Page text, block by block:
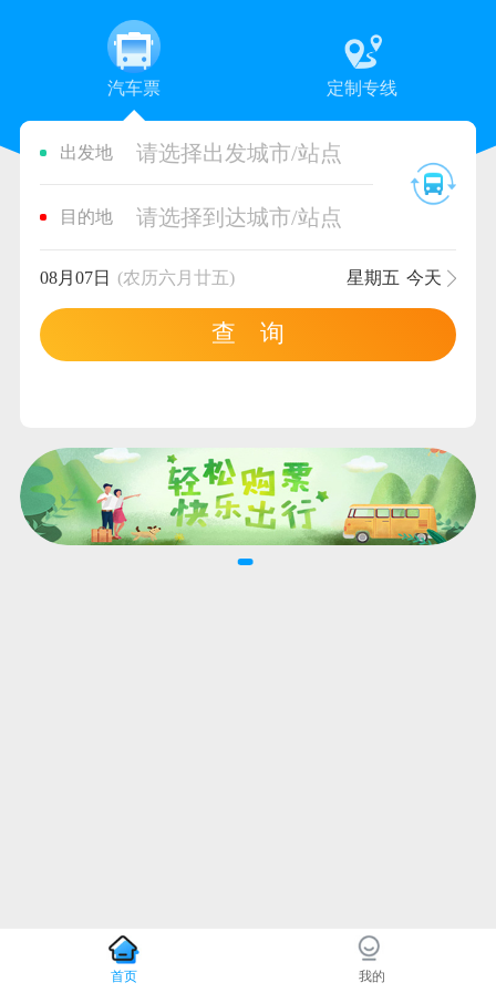
汽车票 定制专线
出发地 请选择出发城市/站点
目的地 请选择到达城市/站点
08月07日 (农历六月廿五) 星期五 今天
查 询
首页 我的